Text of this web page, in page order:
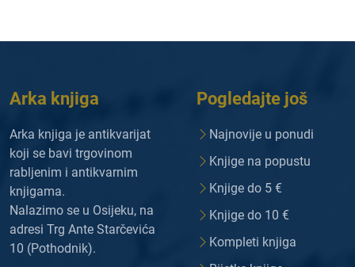
Arka knjiga
Arka knjiga je antikvarijat
koji se bavi trgovinom
rabljenim i antikvarnim
knjigama.
Nalazimo se u Osijeku, na
adresi Trg Ante Starčevića
10 (Pothodnik).
Pogledajte još
Najnovije u ponudi
Knjige na popustu
Knjige do 5 €
Knjige do 10 €
Kompleti knjiga